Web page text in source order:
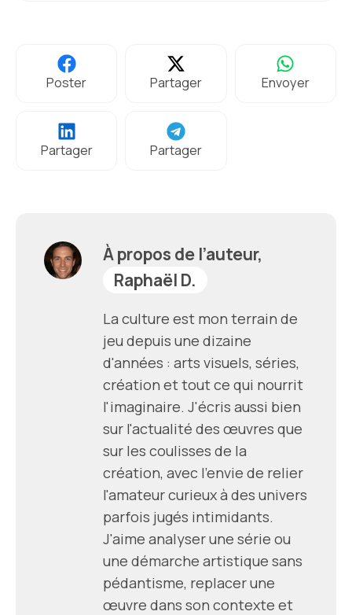
Poster Partager Envoyer
Partager Partager
À propos de l’auteur,
Raphaël D.
La culture est mon terrain de
jeu depuis une dizaine
d'années : arts visuels, séries,
création et tout ce qui nourrit
l'imaginaire. J'écris aussi bien
sur l'actualité des œuvres que
sur les coulisses de la
création, avec l'envie de relier
l'amateur curieux à des univers
parfois jugés intimidants.
J'aime analyser une série ou
une démarche artistique sans
pédantisme, replacer une
œuvre dans son contexte et